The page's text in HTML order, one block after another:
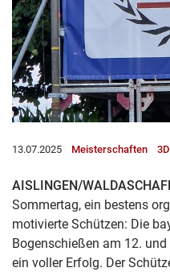
13.07.2025 Meisterschaften
AISLINGEN/
Sommertag, ein bestens
motivierte Schützen: Die
Bogenschießen am 12.
ein voller Erfolg. Der